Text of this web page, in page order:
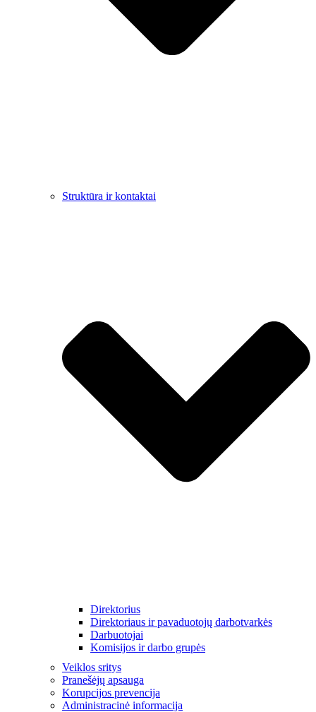
Struktūra ir kontaktai
Direktorius
Direktoriaus ir pavaduotojų darbotvarkės
Darbuotojai
Komisijos ir darbo grupės
Veiklos sritys
Pranešėjų apsauga
Korupcijos prevencija
Administracinė informacija